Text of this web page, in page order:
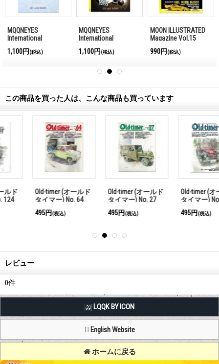
MQQNEYES
International
2016-2017
1,100円 (税込)
MQQNEYES
International
2016
1,100円 (税込)
MOON ILLUSTRATED
Magazine Vol.15
990円 (税込)
この商品を買った人は、こんな商品も買っています
Old-timer (オールド
タイマー) No. 64
(税込)
Old-timer (オールド
タイマー) No. 27
(税込)
Old-timer (オールド
タイマー) No. 83
(税込)
レビュー
0件
LQQK BY ICON
English Website
ホームに戻る